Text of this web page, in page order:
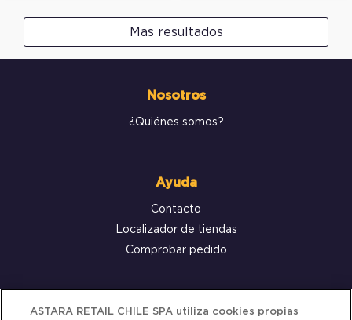
Mas resultados
Nosotros
¿Quiénes somos?
Ayuda
Contacto
Localizador de tiendas
Comprobar pedido
Servicio al cliente
ASTARA RETAIL CHILE SPA utiliza cookies propias